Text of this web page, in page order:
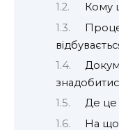
Кому
Де це
На що